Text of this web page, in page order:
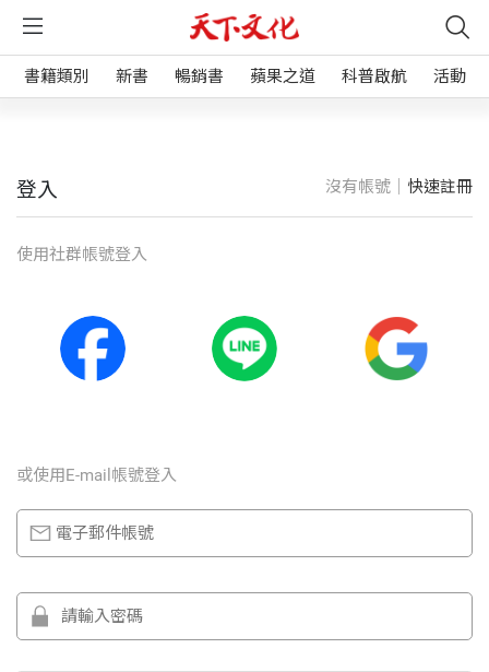
書籍類別 新書 暢銷書 蘋果之道 科普啟航 活動
登入 沒有帳號｜ 快速註冊
使⽤社群帳號登入
或使⽤E-mail帳號登入